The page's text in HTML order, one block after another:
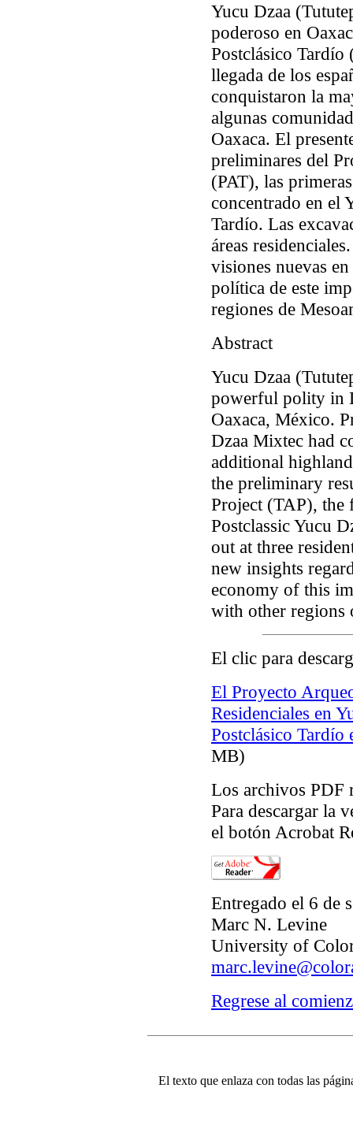
Yucu Dzaa
poderoso en
Postclásico
llegada de los
conquistaron la
algunas
Oaxaca. El
preliminares del
(PAT), las
concentrado en el
Tardío. Las
áreas
visiones nuevas
política de este
regiones de
Abstract
Yucu Dzaa
powerful polity in
Oaxaca, México.
Dzaa Mixtec had
additional
the preliminary
Project (TAP), the
Postclassic Yucu
out at three
new insights
economy of this
with other regions
El clic para
El Proyecto
Residenciales en
Postclásico Tardío
MB)
Los archivos PDF
Para descargar la
el botón Acrobat
Entregado el 6 de
Marc N. Levine
University of
Regrese al
El texto que enlaza con todas las